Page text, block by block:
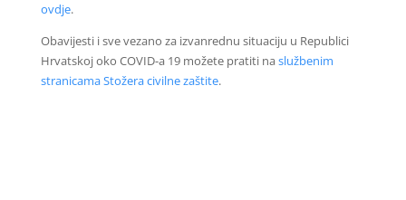
ovdje.
Obavijesti i sve vezano za izvanrednu situaciju u Republici
Hrvatskoj oko COVID-a 19 možete pratiti naslužbenim
stranicama Stožera civilne zaštite.